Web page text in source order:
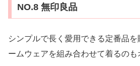
NO.8 無印良品
シンプルで長く愛用できる定番品
ームウェアを組み合わせて着るのも